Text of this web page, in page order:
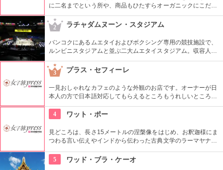
に二名までという所や、商品もひたすらオーガニックにこだわ
っていたりというのが一度は足を運んでみたくなる由縁でしょ
う。
2 ラチャダムヌーン・スタジアム
バンコクにあるムエタイおよびボクシング専用の競技施設で、
ルンビニスタジアムと並ぶ二大ムエタイスタジアム。収容人数
はなんと1万人以上。地元の人と混ざって本場のムエタイを観
戦したい。
3 プラス・セフィーレ
一見おしゃれなカフェのような外観のお店です。オーナーが日
本人の方で日本語対応してもらえるところもうれしいところで
す。安く利用できるところと、きれいな店内に日本人にもとて
も人気です。
4 ワット・ポー
見どころは、長さ15メートルの涅槃像をはじめ、お釈迦様にま
つわる言い伝えやインドから伝わった古典文学のラーマヤナな
の総本山・タイ初の大学・バンコク最古寺、いくつもの顔を持
つ。ワットポー内には敷地内に２か所あるタイ古式マッサージ
5 ワッド・ブラ・ケーオ